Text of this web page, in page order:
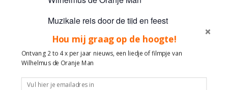
Muzikale reis door de tijd en feest
van herkenning met Hollandse
liedjes van Toen en nu!
Veel ervaring, plezier, ruimte en
met dementie, alzheimer,
Hou mij graag op de hoogte!
Ontvang 2 to 4 x per jaar nieuws, een liedje of filmpje van
Wilhelmus de Oranje Man